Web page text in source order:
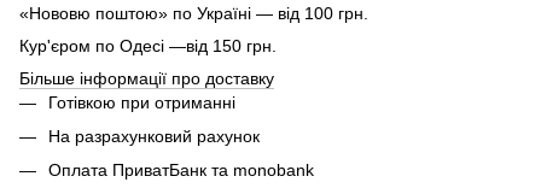
«Нововю поштою» по Україні — від 100 грн.
Кур'єром по Одесі —від 150 грн.
Більше інформації про доставку
Готівкою при отриманні
На разрахунковий рахунок
Оплата ПриватБанк та monobank